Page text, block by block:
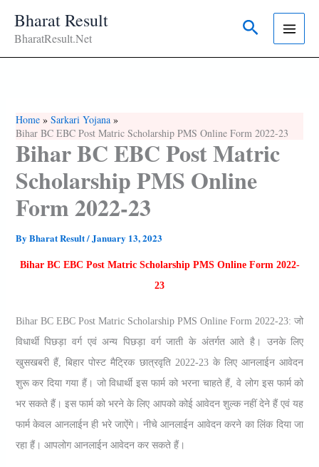
Bharat Result
BharatResult.Net Search
Home
Sarkari Yojana
Bihar BC EBC Post Matric Scholarship PMS Online Form 2022-23
Bihar BC EBC Post Matric
Scholarship PMS Online
Form 2022-23
By Bharat Result/January 13, 2023
Bihar BC EBC Post Matric Scholarship PMS Online Form 2022-
23
Bihar BC EBC Post Matric Scholarship PMS Online Form 2022-23: जो
विधार्थी पिछड़ा वर्ग एवं अन्य पिछड़ा वर्ग जाती के अंतर्गत आते है। उनके लिए
खुसखबरी हैं, बिहार पोस्ट मैट्रिक छात्रवृति 2022-23 के लिए आनलाईन आवेदन
शुरू कर दिया गया हैं। जो विधार्थी इस फार्म को भरना चाहते हैं, वे लोग इस फार्म को
भर सकते हैं। इस फार्म को भरने के लिए आपको कोई आवेदन शुल्क नहीं देने हैं एवं यह
फार्म केवल आनलाईन ही भरे जाऐंगे। नीचे आनलाईन आवेदन करने का लिंक दिया जा
रहा हैं। आपलोग आनलाईन आवेदन कर सकते हैं।